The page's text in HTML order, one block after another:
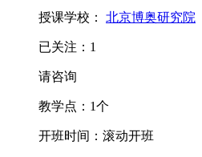
授课学校： 北京博奥研究院
已关注： 1
请咨询
教学点： 1个
开班时间： 滚动开班